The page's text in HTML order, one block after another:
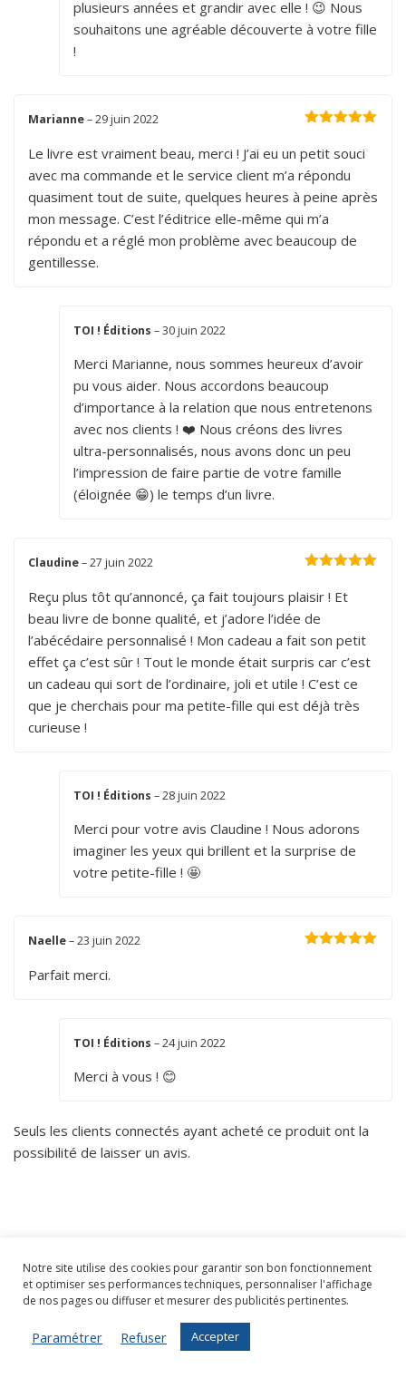
plusieurs années et grandir avec elle ! 😉 Nous
souhaitons une agréable découverte à votre fille
!
sur 5
Marianne–29 juin 2022
Le livre est vraiment beau, merci ! J’ai eu un petit souci
avec ma commande et le service client m’a répondu
quasiment tout de suite, quelques heures à peine après
mon message. C’est l’éditrice elle-même qui m’a
répondu et a réglé mon problème avec beaucoup de
gentillesse.
TOI ! Éditions –30 juin 2022
Merci Marianne, nous sommes heureux d’avoir
pu vous aider. Nous accordons beaucoup
d’importance à la relation que nous entretenons
avec nos clients ! ❤️ Nous créons des livres
ultra-personnalisés, nous avons donc un peu
l’impression de faire partie de votre famille
(éloignée 😁) le temps d’un livre.
sur 5
Claudine–27 juin 2022
Reçu plus tôt qu’annoncé, ça fait toujours plaisir ! Et
beau livre de bonne qualité, et j’adore l’idée de
l’abécédaire personnalisé ! Mon cadeau a fait son petit
effet ça c’est sûr ! Tout le monde était surpris car c’est
un cadeau qui sort de l’ordinaire, joli et utile ! C’est ce
que je cherchais pour ma petite-fille qui est déjà très
curieuse !
TOI ! Éditions –28 juin 2022
Merci pour votre avis Claudine ! Nous adorons
imaginer les yeux qui brillent et la surprise de
votre petite-fille ! 🤩
Naelle–23 juin 2022
Parfait merci.
TOI ! Éditions –24 juin 2022
Merci à vous ! 😊
Seuls les clients connectés ayant acheté ce produit ont la
possibilité de laisser un avis.
100% français
Notre site utilise des cookies pour garantir son bon fonctionnement
et optimiser ses performances techniques, personnaliser l'affichage
de nos pages ou diffuser et mesurer des publicités pertinentes.
Paramétrer Refuser Accepter